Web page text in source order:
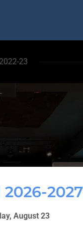
23
2027
August 23